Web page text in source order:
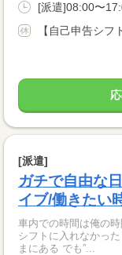
[派遣]08:00〜
[派遣]
ガチで自由な
イブ/働きたい
車内での時間は俺の
シフトに入れなかっ
まにある でも”...